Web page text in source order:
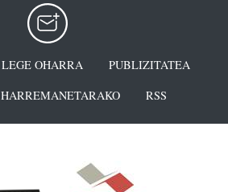
LEGE OHARRA
PUBLIZITATEA
HARREMANETARAKO RSS